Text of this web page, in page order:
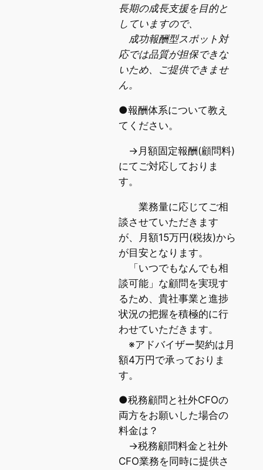
長期の成長支援を目的と
していますので、
成功報酬型スポット対
応では品質が担保できな
いため、ご提供できませ
ん。
●報酬体系について教え
てください。
→月額固定報酬(顧問料)
にてご対応しておりま
す。
業務量に応じてご相
談させていただきます
が、月額15万円(税抜)から
が目安となります。
「いつでもなんでも相
談可能」な顧問を実現す
るため、貴社事業と進捗
状況の把握を積極的に行
わせていただきます。
※アドバイザー契約は月
額4万円で承っておりま
す。
●税務顧問と社外CFOの
両方をお願いした場合の
料金は？
→税務顧問料金と社外
CFO業務を同時に提供さ